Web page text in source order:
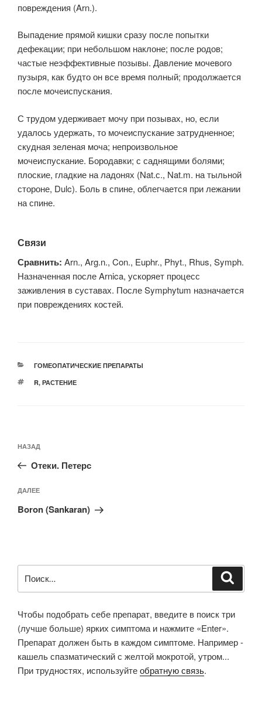
повреждения (Arn.).
Выпадение прямой кишки сразу после попытки
дефекации; при небольшом наклоне; после родов;
частые неэффективные позывы. Давление мочевого
пузыря, как будто он все время полный; продолжается
после мочеиспускания.
С трудом удерживает мочу при позывах, но, если
удалось удержать, то мочеиспускание затрудненное;
скудная зеленая моча; непроизвольное
мочеиспускание. Бородавки; с саднящими болями;
плоские, гладкие на ладонях (Nat.с., Nat.m. на тыльной
стороне, Dulc). Боль в спине, облегчается при лежании
на спине.
Связи
Сравнить: Arn., Arg.n., Con., Euphr., Phyt., Rhus, Symph.
Назначенная после Arnica, ускоряет процесс
заживления в суставах. После Symphytum назначается
при повреждениях костей.
РУБРИКИ
ГОМЕОПАТИЧЕСКИЕ ПРЕПАРАТЫ
МЕТКИ
R, РАСТЕНИЕ
по
записям
Предыдущая
запись:
НАЗАД
Отеки. Петерс
Следующая
запись
ДАЛЕЕ
Boron (Sankaran)
Чтобы подобрать себе препарат, введите в поиск три
(лучше больше) ярких симптома и нажмите «Enter».
Препарат должен быть в каждом симптоме. Например -
кашель спазматический с желтой мокротой, утром...
При трудностях, используйтеобратную связь.